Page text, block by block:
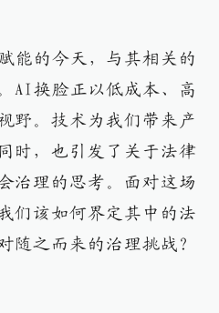
能的今天，与其相关的
AI换脸正以低成本、高
野。技术为我们带来产
时，也引发了关于法律
治理的思考。面对这场
们该如何界定其中的法
随之而来的治理挑战？